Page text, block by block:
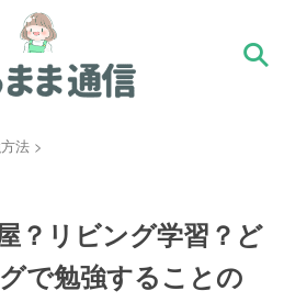
法 >
？リビング学習？ど
で勉強することの